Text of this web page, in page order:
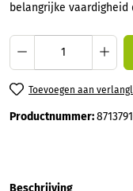
belangrijke
Toevoegen aan
Productnummer:
Beschrijving